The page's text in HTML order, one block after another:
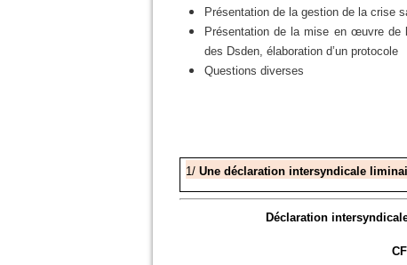
Présentation de la gestion de la crise
Présentation de la mise en œuvre de
des Dsden, élaboration d’un protocole
Questions diverses
1/ Une déclaration intersyndicale
Déclaration